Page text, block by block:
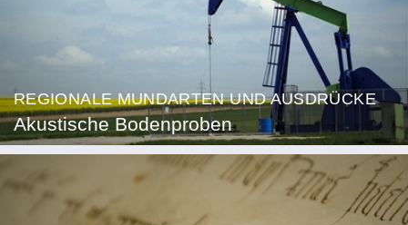
REGIONALE MUNDARTEN UND AUSDRÜCKE
Akustische Bodenproben